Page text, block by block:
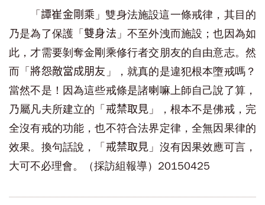
「譚崔金剛乘 」雙身法施設這一條戒律，其目的
乃是為了保護「雙身法 」不至外洩而施設；也因為如
此，才需要剝奪金剛乘修行者交朋友的自由意志。然
而「將怨敵當成朋友 」，就真的是違犯根本墮戒嗎？
當然不是！因為這些戒條是諸喇嘛上師自己說了算，
乃屬凡夫所建立的「 戒禁取見 」，根本不是佛戒，完
全沒有戒的功能，也不符合法界定律，全無因果律的
效果。換句話說，「 戒禁取見 」沒有因果效應可言，
大可不必理會。（採訪組報導）20150425